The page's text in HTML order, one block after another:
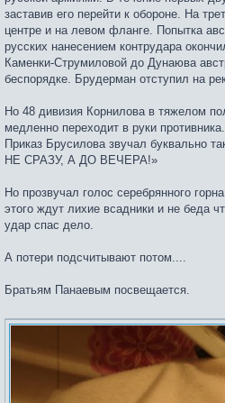
заставив его перейти к обороне. На
центре и на левом фланге. Попытка
русских нанесением контрудара
Каменки-Струмиловой до Дунаюва
беспорядке. Брудерман отступил на
Но 48 дивизия Корнилова в тяжелом
медленно переходит в руки
Приказ Брусилова звучал
НЕ СРАЗУ, А ДО ВЕЧЕРА!»
Но прозвучал голос серебрянного
этого ждут лихие всадники и не беда
удар спас дело.
А потери подсчитывают потом....
Братьям Панаевым посвещается.